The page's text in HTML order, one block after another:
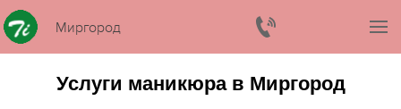
Миргород
Услуги маникюра в Миргород